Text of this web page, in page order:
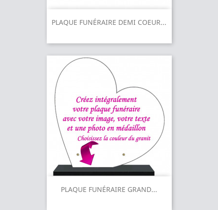
PLAQUE FUNÉRAIRE DEMI COEUR...
PLAQUE FUNÉRAIRE GRAND...